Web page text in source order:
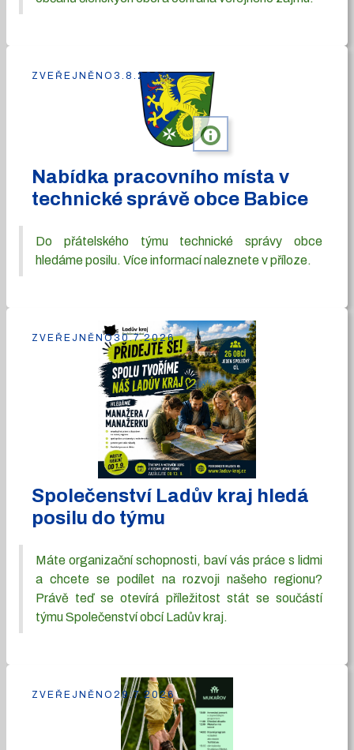
info
Nabídka pracovního místa v
technické správě obce Babice
Do přátelského týmu technické správy obce
hledáme posilu. Více informací naleznete v příloze.
ZVEŘEJNĚNO 3.8.2026
Společenství Ladův kraj hledá
posilu do týmu
Máte organizační schopnosti, baví vás práce s lidmi
a chcete se podílet na rozvoji našeho regionu?
Právě teď se otevírá příležitost stát se součástí
týmu Společenství obcí Ladův kraj.
ZVEŘEJNĚNO30.7.2026
ZVEŘEJNĚNO 29.7.2026